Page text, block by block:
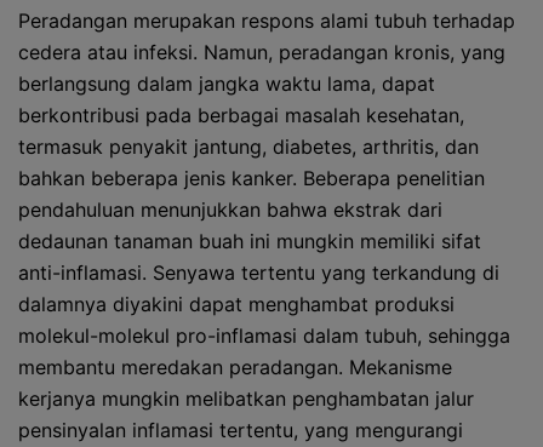
Peradangan merupakan respons alami tubuh terhadap
cedera atau infeksi. Namun, peradangan kronis, yang
berlangsung dalam jangka waktu lama, dapat
berkontribusi pada berbagai masalah kesehatan,
termasuk penyakit jantung, diabetes, arthritis, dan
bahkan beberapa jenis kanker. Beberapa penelitian
pendahuluan menunjukkan bahwa ekstrak dari
dedaunan tanaman buah ini mungkin memiliki sifat
anti-inflamasi. Senyawa tertentu yang terkandung di
dalamnya diyakini dapat menghambat produksi
molekul-molekul pro-inflamasi dalam tubuh, sehingga
membantu meredakan peradangan. Mekanisme
kerjanya mungkin melibatkan penghambatan jalur
pensinyalan inflamasi tertentu, yang mengurangi